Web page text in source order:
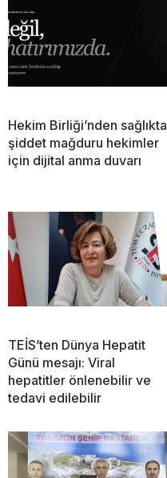
Hekim Birliği’nden sağlıkta
şiddet mağduru hekimler
için dijital anma duvarı
TEİS’ten Dünya Hepatit
Günü mesajı: Viral
hepatitler önlenebilir ve
tedavi edilebilir